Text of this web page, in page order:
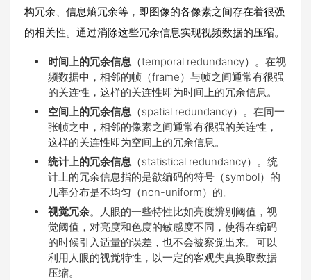
构冗余、信息熵冗余等，即图像的各像素之间存在着很强
的相关性。通过消除这些冗余信息实现视频数据的压缩。
时间上的冗余信息 （temporal redundancy）。在视
频数据中，相邻的帧（frame）与帧之间通常有很强
的关连性，这样的关连性即为时间上的冗余信息。
空间上的冗余信息 （spatial redundancy）。在同一
张帧之中，相邻的像素之间通常有很强的关连性，
这样的关连性即为空间上的冗余信息。
统计上的冗余信息 （statistical redundancy）。统
计上的冗余信息指的是欲编码的符号（symbol）的
几率分布是不均匀（non-uniform）的。
视觉冗余。人眼的一些特性比如亮度辨别阈值，视
觉阈值，对亮度和色度的敏感度不同，使得在编码
的时候引入适量的误差，也不会被察觉出来。可以
利用人眼的视觉特性，以一定的客观失真换取数据
压缩。